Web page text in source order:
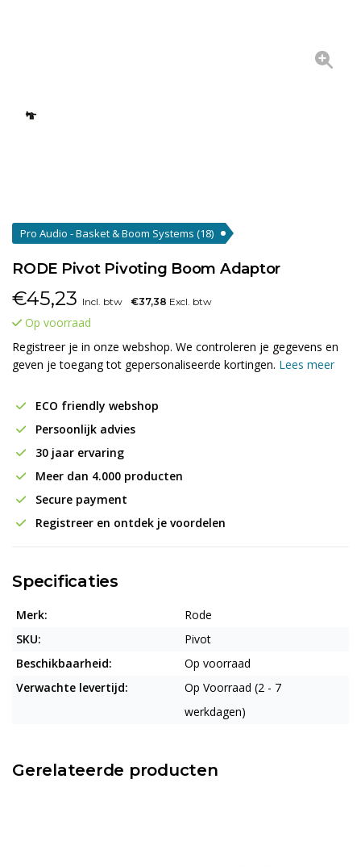
Pro Audio - Basket & Boom Systems (18)
RODE Pivot Pivoting Boom Adaptor
€45,23 Incl. btw €37,38 Excl. btw
Op voorraad
Registreer je in onze webshop. We controleren je gegevens en
geven je toegang tot gepersonaliseerde kortingen. Lees meer
ECO friendly webshop
Persoonlijk advies
30 jaar ervaring
Meer dan 4.000 producten
Secure payment
Registreer en ontdek je voordelen
Specificaties
Merk:
Rode
SKU:
Pivot
Beschikbaarheid:
Op voorraad
Verwachte levertijd:
Op Voorraad (2 - 7
werkdagen)
Gerelateerde producten